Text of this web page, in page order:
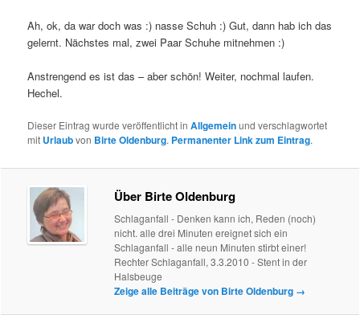
Ah, ok, da war doch was :) nasse Schuh :) Gut, dann hab ich das
gelernt. Nächstes mal, zwei Paar Schuhe mitnehmen :)
Anstrengend es ist das – aber schön! Weiter, nochmal laufen.
Hechel.
Dieser Eintrag wurde veröffentlicht inAllgemeinund verschlagwortet
mit Urlaubvon Birte Oldenburg. Permanenter Link zum Eintrag.
Über Birte Oldenburg
Schlaganfall - Denken kann ich, Reden (noch)
nicht. alle drei Minuten ereignet sich ein
Schlaganfall - alle neun Minuten stirbt einer!
Rechter Schlaganfall, 3.3.2010 - Stent in der
Halsbeuge
Zeige alle Beiträge von Birte Oldenburg →